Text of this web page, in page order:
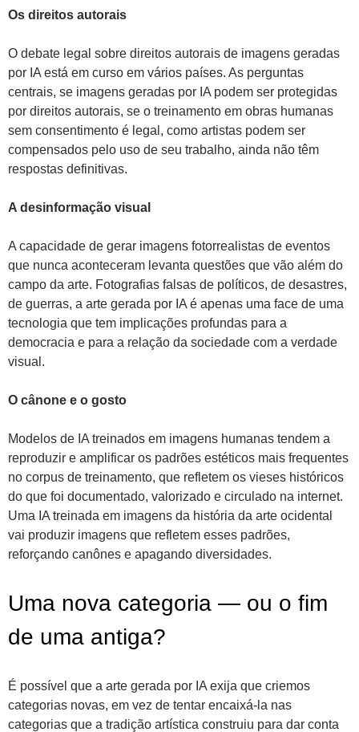
Os direitos autorais
O debate legal sobre direitos autorais de imagens geradas
por IA está em curso em vários países. As perguntas
centrais, se imagens geradas por IA podem ser protegidas
por direitos autorais, se o treinamento em obras humanas
sem consentimento é legal, como artistas podem ser
compensados pelo uso de seu trabalho, ainda não têm
respostas definitivas.
A desinformação visual
A capacidade de gerar imagens fotorrealistas de eventos
que nunca aconteceram levanta questões que vão além do
campo da arte. Fotografias falsas de políticos, de desastres,
de guerras, a arte gerada por IA é apenas uma face de uma
tecnologia que tem implicações profundas para a
democracia e para a relação da sociedade com a verdade
visual.
O cânone e o gosto
Modelos de IA treinados em imagens humanas tendem a
reproduzir e amplificar os padrões estéticos mais frequentes
no corpus de treinamento, que refletem os vieses históricos
do que foi documentado, valorizado e circulado na internet.
Uma IA treinada em imagens da história da arte ocidental
vai produzir imagens que refletem esses padrões,
reforçando canônes e apagando diversidades.
Uma nova categoria — ou o fim
de uma antiga?
É possível que a arte gerada por IA exija que criemos
categorias novas, em vez de tentar encaixá-la nas
categorias que a tradição artística construiu para dar conta